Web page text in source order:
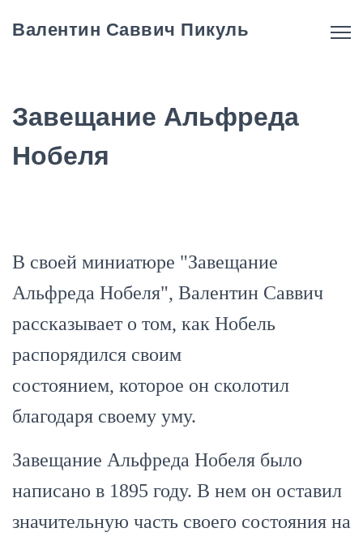
Валентин Саввич Пикуль
Завещание Альфреда
Нобеля
В своей миниатюре "Завещание
Альфреда Нобеля", Валентин Саввич
рассказывает о том, как Нобель
распорядился своим
состоянием, которое он сколотил
благодаря своему уму.
Завещание Альфреда Нобеля было
написано в 1895 году. В нем он оставил
значительную часть своего состояния на